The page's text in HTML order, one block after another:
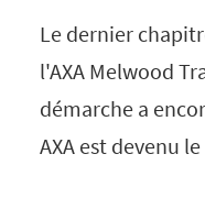
Le dernier
l'AXA Melwood
démarche a
AXA est devenu